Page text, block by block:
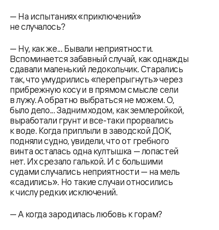
— На испытаниях «приключений»
не случалось?
— Ну, как же... Бывали неприятности.
Вспоминается забавный случай, как однажды
сдавали маленький ледокольчик. Старались
так, что умудрились «перепрыгнуть» через
прибрежную косу и в прямом смысле сели
в лужу. А обратно выбраться не можем. О,
было дело... Задним ходом, как землеройкой,
выработали грунт и все-таки прорвались
к воде. Когда приплыли в заводской ДОК,
подняли судно, увидели, что от гребного
винта осталась одна култышка — лопастей
нет. Их срезало галькой. И с большими
судами случались неприятности — на мель
«садились». Но такие случаи относились
к числу редких исключений.
— А когда зародилась любовь к горам?